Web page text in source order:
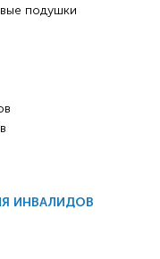
подушки
ИНВАЛИДОВ